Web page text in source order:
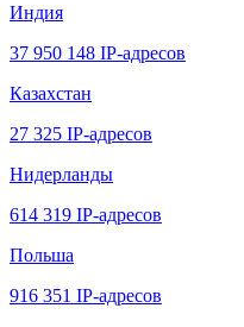
Индия
37 950 148 IP-адресов
Казахстан
27 325 IP-адресов
Нидерланды
614 319 IP-адресов
Польша
916 351 IP-адресов